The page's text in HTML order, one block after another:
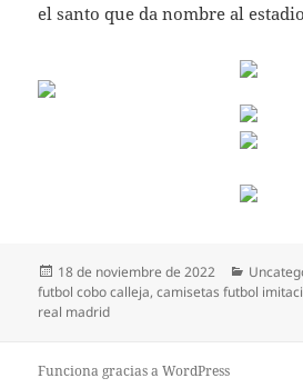
el santo que da nombre al
Publicado
el
18 de noviembre de 2022
futbol cobo calleja,camisetas futbol
real madrid
Funciona gracias a WordPress